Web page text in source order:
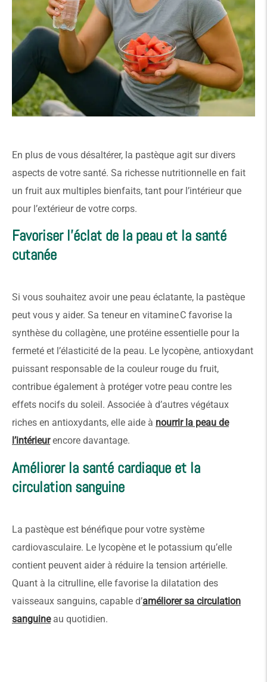
En plus de vous désaltérer, la pastèque agit sur divers
aspects de votre santé. Sa richesse nutritionnelle en fait
un fruit aux multiples bienfaits, tant pour l’intérieur que
pour l’extérieur de votre corps.
Favoriser l’éclat de la peau et la santé
cutanée
Si vous souhaitez avoir une peau éclatante, la pastèque
peut vous y aider. Sa teneur en vitamine C favorise la
synthèse du collagène, une protéine essentielle pour la
fermeté et l’élasticité de la peau. Le lycopène, antioxydant
puissant responsable de la couleur rouge du fruit,
contribue également à protéger votre peau contre les
effets nocifs du soleil. Associée à d’autres végétaux
riches en antioxydants, elle aide à nourrir la peau de
l’intérieurencore davantage.
Améliorer la santé cardiaque et la
circulation sanguine
La pastèque est bénéfique pour votre système
cardiovasculaire. Le lycopène et le potassium qu’elle
contient peuvent aider à réduire la tension artérielle.
Quant à la citrulline, elle favorise la dilatation des
vaisseaux sanguins, capable d’améliorer sa circulation
sanguineau quotidien.